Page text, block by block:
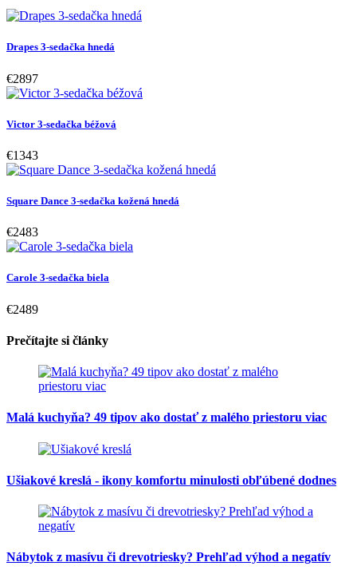
Drapes 3-sedačka hnedá
€2897
Victor 3-sedačka béžová
€1343
Square Dance 3-sedačka kožená hnedá
€2483
Carole 3-sedačka biela
€2489
Prečítajte si články
Malá kuchyňa? 49 tipov ako dostať z malého priestoru viac
Ušiakové kreslá - ikony komfortu minulosti obľúbené dodnes
Nábytok z masívu či drevotriesky? Prehľad výhod a negatív